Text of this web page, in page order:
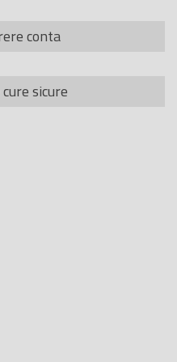
conta
sicure